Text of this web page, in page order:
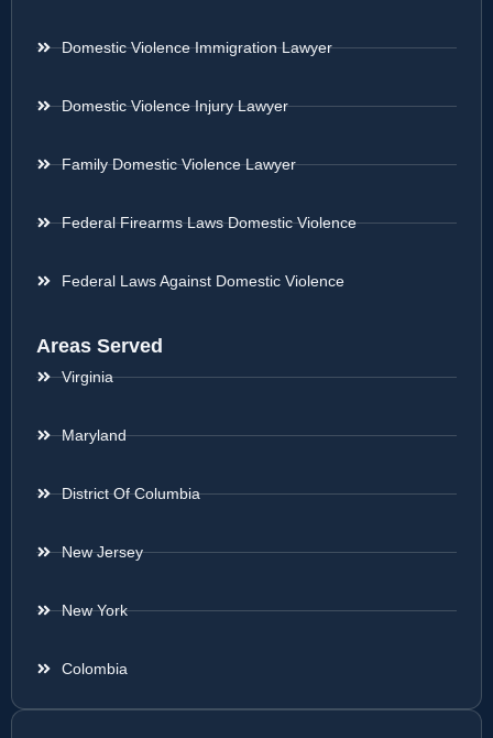
Domestic Violence Immigration Lawyer
Domestic Violence Injury Lawyer
Family Domestic Violence Lawyer
Federal Firearms Laws Domestic Violence
Federal Laws Against Domestic Violence
Areas Served
Virginia
Maryland
District Of Columbia
New Jersey
New York
Colombia